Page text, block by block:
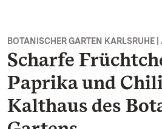
BOTANISCHER GARTEN KARLSRUHE
Scharfe
Paprika und
Kalthaus des